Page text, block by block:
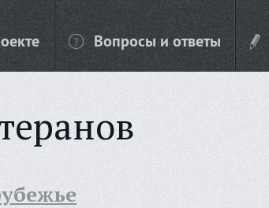
Вопросы и ответы